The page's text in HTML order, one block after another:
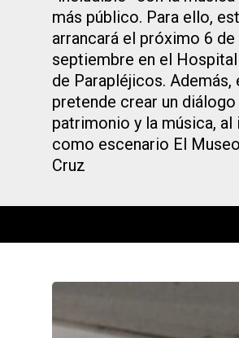
más público. Para ello,
arrancará el próximo 6 de
septiembre en el
de Parapléjicos. Además,
pretende crear un
patrimonio y la música, al
como escenario El
Cruz